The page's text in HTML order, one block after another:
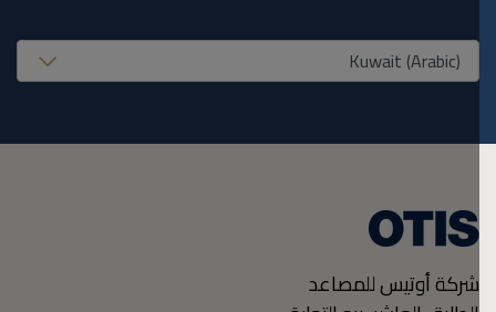
United States (EN)
شركة أوتيس للمصاعد